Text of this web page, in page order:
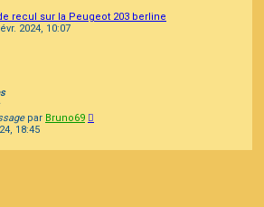
recul sur la Peugeot 203 berline
2024, 10:07
par Bruno69
18:45